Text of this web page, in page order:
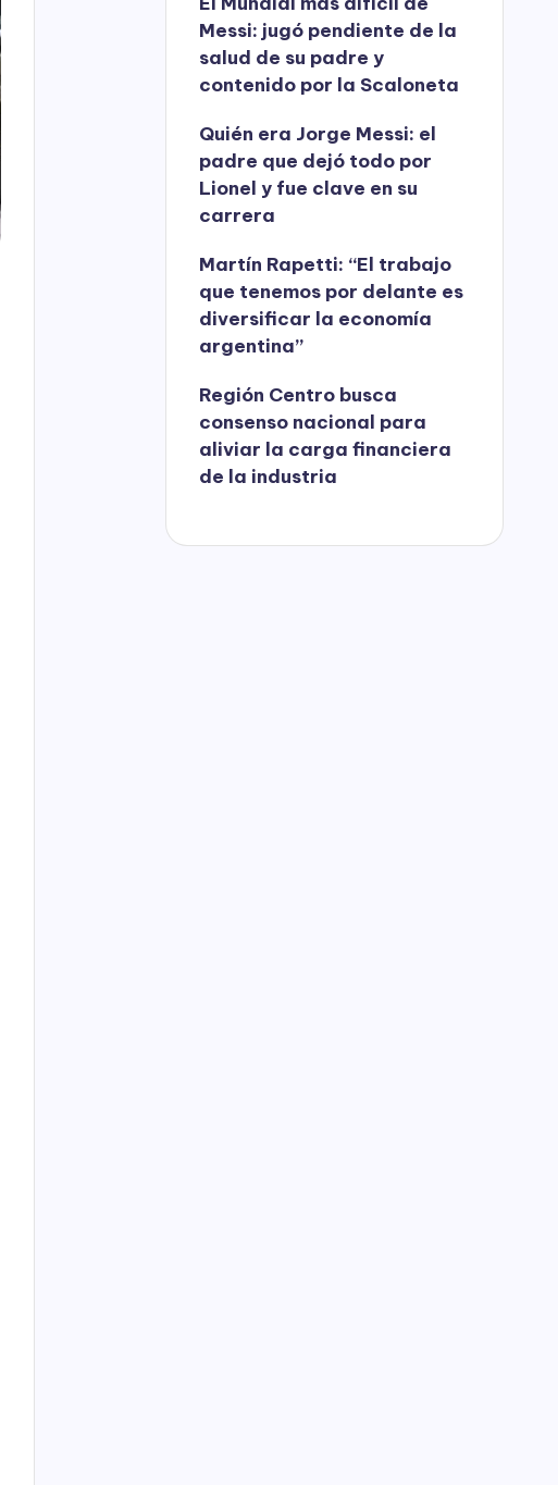
Messi: jugó pendiente de la
salud de su padre y
contenido por la Scaloneta
Quién era Jorge Messi: el
padre que dejó todo por
Lionel y fue clave en su
carrera
Martín Rapetti: “El trabajo
que tenemos por delante es
diversificar la economía
argentina”
Región Centro busca
consenso nacional para
aliviar la carga financiera
de la industria